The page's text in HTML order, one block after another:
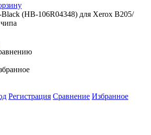
(HB-106R04348) для Xerox B205/
Регистрация Сравнение Избранное